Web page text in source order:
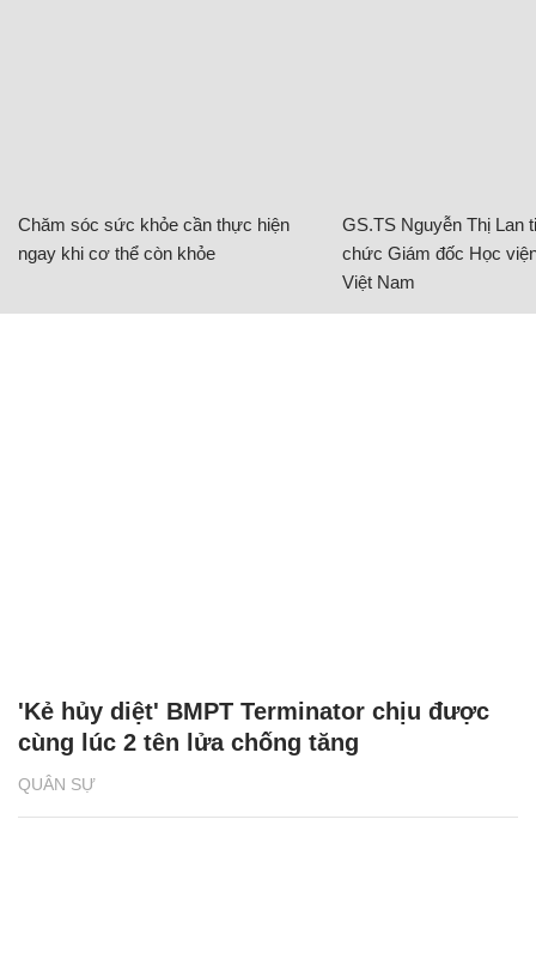
Chăm sóc sức khỏe cần thực hiện
ngay khi cơ thể còn khỏe
GS.TS Nguyễn Thị Lan
chức Giám đốc Học
Việt Nam
QUÂN SỰ
'Kẻ hủy diệt' BMPT Terminator chịu được
cùng lúc 2 tên lửa chống tăng